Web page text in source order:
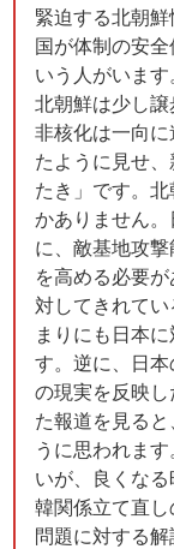
緊迫する北朝
国が体制の安
いう人がいます
北朝鮮は少し
非核化は一向
たように見せ
たき」です。
かありません
に、敵基地攻
を高める必要
対してきれて
まりにも日本
す。逆に、日
の現実を反映
た報道を見る
うに思われま
いが、良くな
韓関係立て直
問題に対する解